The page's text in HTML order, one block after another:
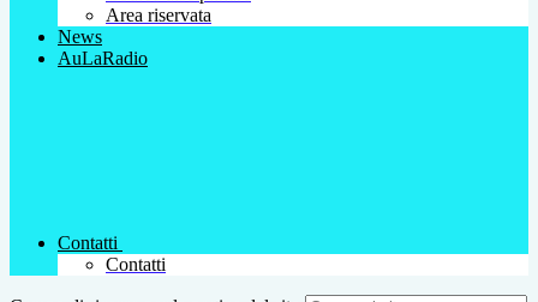
Area riservata
News
AuLaRadio
Contatti
Contatti